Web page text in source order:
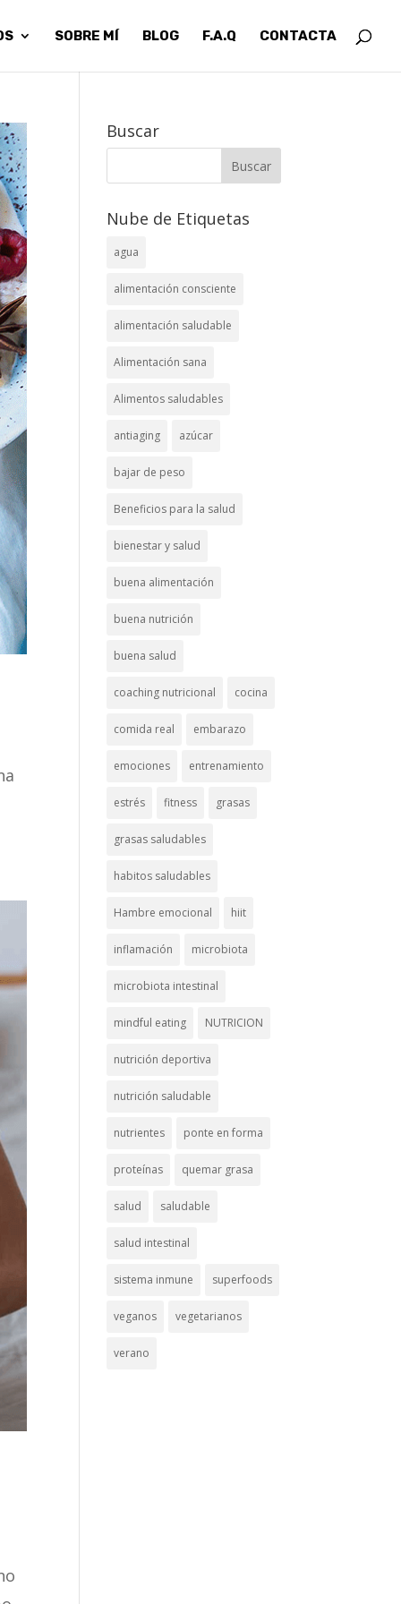
SOBRE MÍ BLOG F.A.Q CONTACTA
Buscar
Nube de Etiquetas
agua
alimentación consciente
alimentación saludable
Alimentación sana
Alimentos saludables
antiaging azúcar
bajar de peso
Beneficios para la salud
bienestar y salud
buena alimentación
buena nutrición
buena salud
coaching nutricional cocina
comida real embarazo
emociones entrenamiento
estrés fitness grasas
grasas saludables
habitos saludables
Hambre emocional hiit
inflamación microbiota
microbiota intestinal
mindful eating NUTRICION
nutrición deportiva
nutrición saludable
nutrientes ponte en forma
proteínas quemar grasa
salud saludable
salud intestinal
sistema inmune superfoods
veganos vegetarianos
verano